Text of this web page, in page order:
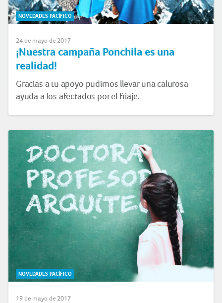
NOVEDADES PACÍFICO
24 de mayo de 2017
¡Nuestra campaña Ponchila es una
realidad!
Gracias a tu apoyo pudimos llevar una calurosa
ayuda a los afectados por el friaje.
NOVEDADES PACÍFICO
19 de mayo de 2017